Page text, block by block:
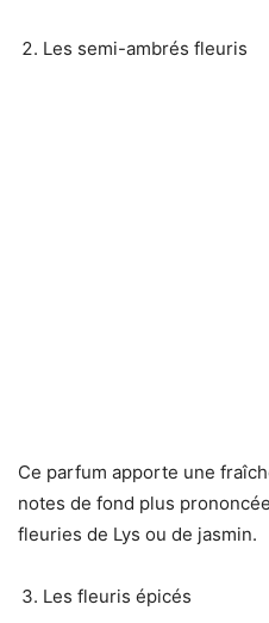
Les semi-ambrés fleuris
Ce parfum apporte une
notes de fond plus
fleuries de Lys ou de jasmin.
Les fleuris épicés